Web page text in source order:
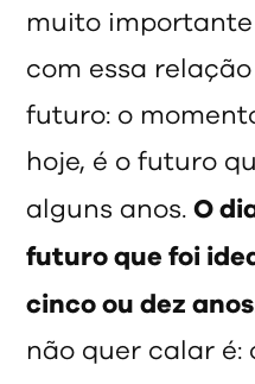
muito
com essa
futuro: o
hoje, é o futuro
alguns anos. O
futuro que foi
cinco ou dez anos
não quer calar é: